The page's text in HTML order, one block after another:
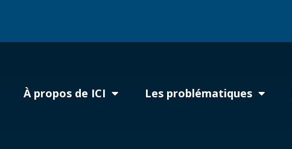
À propos de ICI Les problématiques